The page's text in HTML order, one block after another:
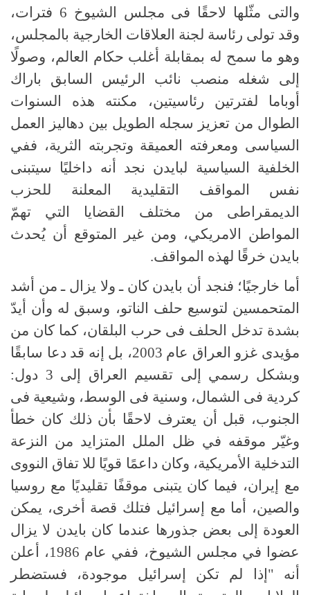
والتى مثّلها لاحقًا فى مجلس الشيوخ 6 فترات،
وقد تولى رئاسة لجنة العلاقات الخارجية بالمجلس،
وهو ما سمح له بمقابلة أغلب حكام العالم، وصولًا
إلى شغله منصب نائب الرئيس السابق باراك
أوباما لفترتين رئاسيتين، مكنته هذه السنوات
الطوال من تعزيز سجله الطويل بين دهاليز العمل
السياسى ومعرفته العميقة وتجربته الثرية، ففي
الخلفية السياسية لبايدن نجد أنه داخليًا سيتبنى
نفس المواقف التقليدية المعلنة للحزب
الديمقراطى من مختلف القضايا التي تهمّ
المواطن الامريكي، ومن غير المتوقع أن يُحدث
بايدن خرقًا لهذه المواقف.
أما خارجيًا؛ فنجد أن بايدن كان ـ ولا يزال ـ من أشد
المتحمسين لتوسيع حلف الناتو، وسبق له وأن أيدّ
بشدة تدخل الحلف فى حرب البلقان، كما كان من
مؤيدى غزو العراق عام 2003، بل إنه قد دعا سابقًا
وبشكل رسمي إلى تقسيم العراق إلى 3 دول:
كردية فى الشمال، وسنية فى الوسط، وشيعية فى
الجنوب، قبل أن يعترف لاحقًا بأن ذلك كان خطأ
وغيّر موقفه في ظل الملل المتزايد من النزعة
التدخلية الأمريكية، وكان داعمًا قويًا للا تفاق النووى
مع إيران، فيما كان يتبنى موقفًا تقليديًا مع روسيا
والصين، أما مع إسرائيل فتلك قصة أخرى، يمكن
العودة إلى بعض جذورها عندما كان بايدن لا يزال
عضوا في مجلس الشيوخ، ففي عام 1986، أعلن
أنه "إذا لم تكن إسرائيل موجودة، فستضطر